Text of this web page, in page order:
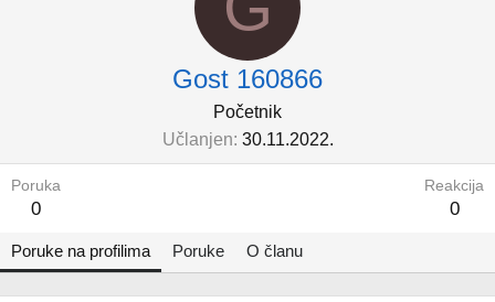
Gost 160866
Početnik
Učlanjen 30.11.2022.
Poruka
0
Reakcija
0
Poruke na profilima Poruke O članu